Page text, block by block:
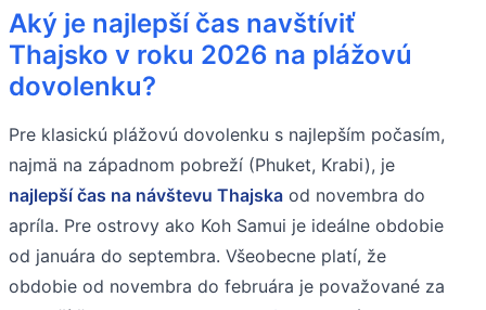
Aký je najlepší čas navštíviť
Thajsko v roku 2026 na plážovú
dovolenku?
Pre klasickú plážovú dovolenku s najlepším počasím,
najmä na západnom pobreží (Phuket, Krabi), je
najlepší čas na návštevu Thajska od novembra do
apríla. Pre ostrovy ako Koh Samui je ideálne obdobie
od januára do septembra. Všeobecne platí, že
obdobie od novembra do februára je považované za